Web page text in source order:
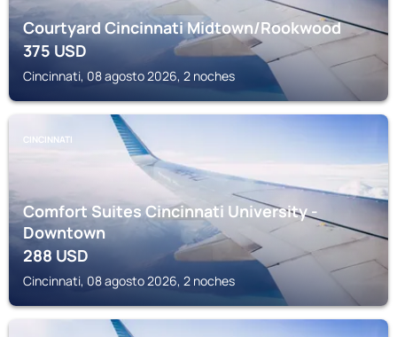
Courtyard Cincinnati Midtown/Rookwood
375USD
Cincinnati, 08 agosto 2026, 2 noches
CINCINNATI
Comfort Suites Cincinnati University -
Downtown
288USD
Cincinnati, 08 agosto 2026, 2 noches